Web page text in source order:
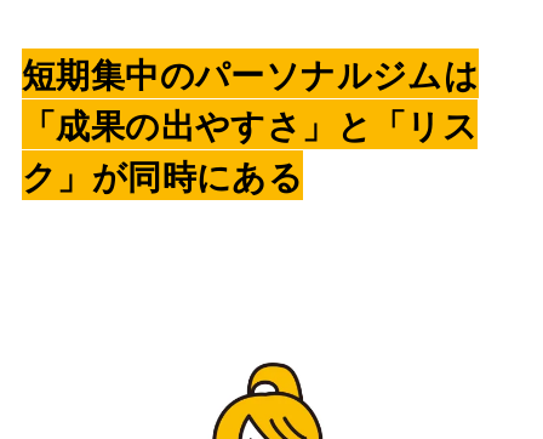
短期集中のパーソナルジムは
「成果の出やすさ」と「リス
ク」が同時にある